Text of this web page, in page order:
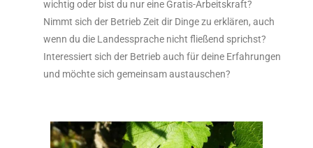
wichtig oder bist du nur eine Gratis-Arbeitskraft?
Nimmt sich der Betrieb Zeit dir Dinge zu erklären, auch
wenn du die Landessprache nicht fließend sprichst?
Interessiert sich der Betrieb auch für deine Erfahrungen
und möchte sich gemeinsam austauschen?